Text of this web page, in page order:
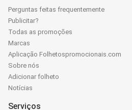
Perguntas feitas frequentemente
Publicitar?
Todas as promoções
Marcas
Aplicação Folhetospromocionais.com
Sobre nós
Adicionar folheto
Notícias
Serviços